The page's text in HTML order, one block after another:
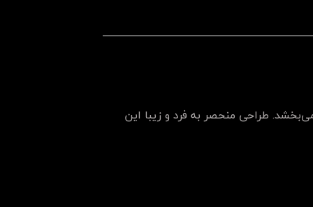
طراحی منحصر به فرد و زیبا این